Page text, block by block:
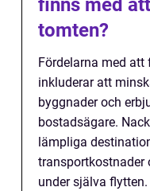
finns med
tomten?
Fördelarna med
inkluderar att
byggnader och
bostadsägare.
lämpliga
transportkostnader
under själva flytten.